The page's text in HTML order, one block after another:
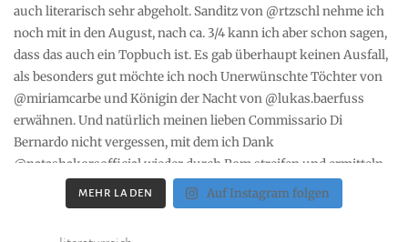
MEHR LADEN Auf Instagram folgen